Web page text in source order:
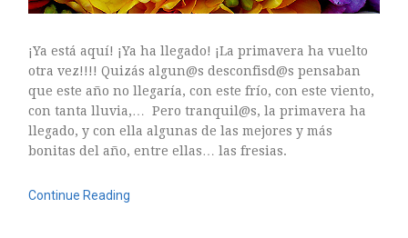
Ricard
ASTILBE, EL SUEÑO DE UNA NOVIA
Isabel
RANUNCULOS, FRANCESILLAS …
CALA: LA FLOR DEL AGUA
¡Ya está aquí! ¡Ya ha llegado! ¡La primavera ha vuelto
otra vez!!!! Quizás algun@s desconfisd@s pensaban
que este año no llegaría, con este frío, con este viento,
con tanta lluvia,… Pero tranquil@s, la primavera ha
llegado, y con ella algunas de las mejores y más
bonitas del año, entre ellas… las fresias.
Continue Reading